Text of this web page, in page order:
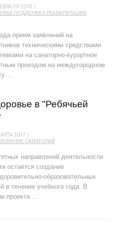
2018
ПОДДЕРЖКА РЕАБИЛИТАЦИЯ
прием заявлений на
техническими средствами
на санаторно-курортное
проездом на междугородном
…
в "Ребячьей
2017
САНАТОРИЙ
направлений деятельности
остается создание
образовательных
в течение учебного года. В
проекта …